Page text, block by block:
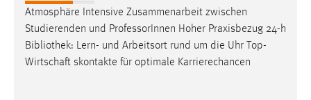
Atmosphäre Intensive Zusammenarbeit zwischen
Studierenden und ProfessorInnen Hoher Praxisbezug 24-h
Bibliothek: Lern- und Arbeitsort rund um die Uhr Top-
Wirtschaft skontakte für optimale Karrierechancen